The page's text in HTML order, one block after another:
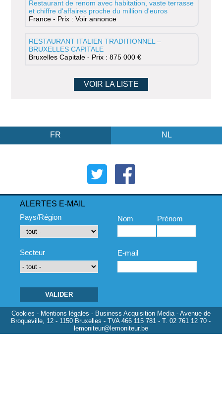
Restaurant de renom avec habitation, vaste terrasse
et chiffre d'affaires proche du million d'euros
France - Prix : Voir annonce
RESTAURANT ITALIEN TRADITIONNEL –
BRUXELLES CAPITALE
Bruxelles Capitale - Prix : 875 000 €
VOIR LA LISTE
FR NL
ALERTES E-MAIL
Pays/Région
Secteur
Nom Prénom
E-mail
Cookies - Mentions légales - Business Acquisition Media - Avenue de
Broqueville, 12 - 1150 Bruxelles - TVA 466 115 781 - T. 02 761 12 70 -
lemoniteur@lemoniteur.be